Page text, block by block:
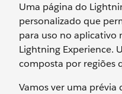
Uma página do
personalizado que
para uso no aplicativo
Lightning Experience.
composta por regiões
Vamos ver uma prévia